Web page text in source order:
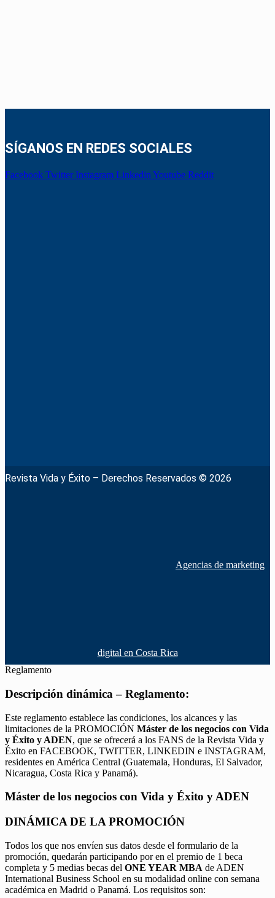
SÍGANOS EN REDES SOCIALES
Facebook Twitter Instagram Linkedin Youtube Reddit
Revista Vida y Éxito – Derechos Reservados © 2026
Agencias de marketing
digital en Costa Rica
Reglamento
Descripción dinámica – Reglamento:
Este reglamento establece las condiciones, los alcances y las
limitaciones de la PROMOCIÓN Máster de los negocios con Vida
y Éxito y ADEN, que se ofrecerá a los FANS de la Revista Vida y
Éxito en FACEBOOK, TWITTER, LINKEDIN e INSTAGRAM,
residentes en América Central (Guatemala, Honduras, El Salvador,
Nicaragua, Costa Rica y Panamá).
Máster de los negocios con Vida y Éxito y ADEN
DINÁMICA DE LA PROMOCIÓN
Todos los que nos envíen sus datos desde el formulario de la
promoción, quedarán participando por en el premio de 1 beca
completa y 5 medias becas del ONE YEAR MBA de ADEN
International Business School en su modalidad online con semana
académica en Madrid o Panamá. Los requisitos son: